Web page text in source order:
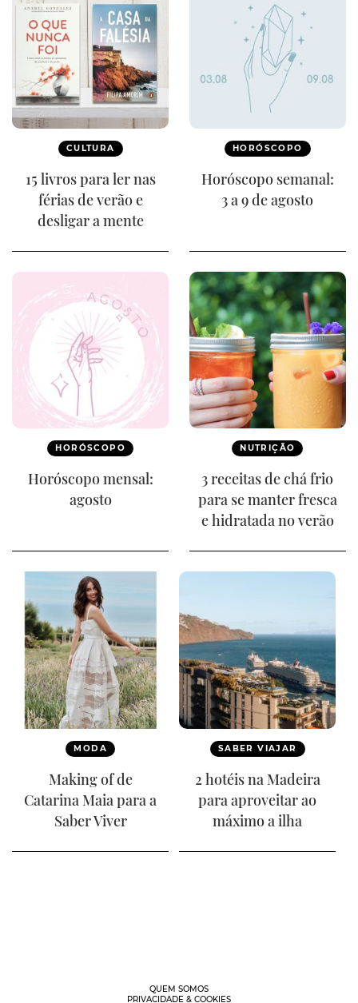
CULTURA
15 livros para ler nas
férias de verão e
desligar a mente
HORÓSCOPO
Horóscopo semanal:
3 a 9 de agosto
HORÓSCOPO
Horóscopo mensal:
agosto
NUTRIÇÃO
3 receitas de chá frio
para se manter fresca
e hidratada no verão
MODA
Making of de
Catarina Maia para a
Saber Viver
SABER VIAJAR
2 hotéis na Madeira
para aproveitar ao
máximo a ilha
QUEM SOMOS
PRIVACIDADE & COOKIES